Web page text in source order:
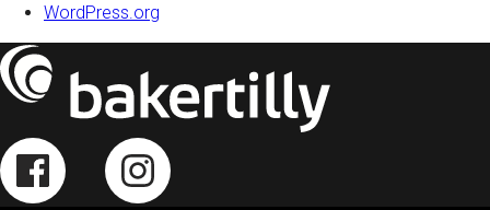
WordPress.org